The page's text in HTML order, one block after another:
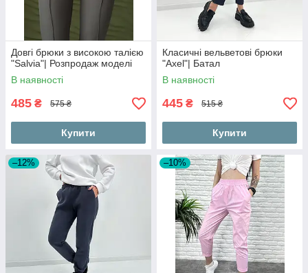
Довгі брюки з високою талією
"Salvia"| Розпродаж моделі
В наявності
485 ₴ 575 ₴
Купити
Класичні вельветові брюки
"Axel"| Батал
В наявності
445 ₴ 515 ₴
Купити
–12% –10%